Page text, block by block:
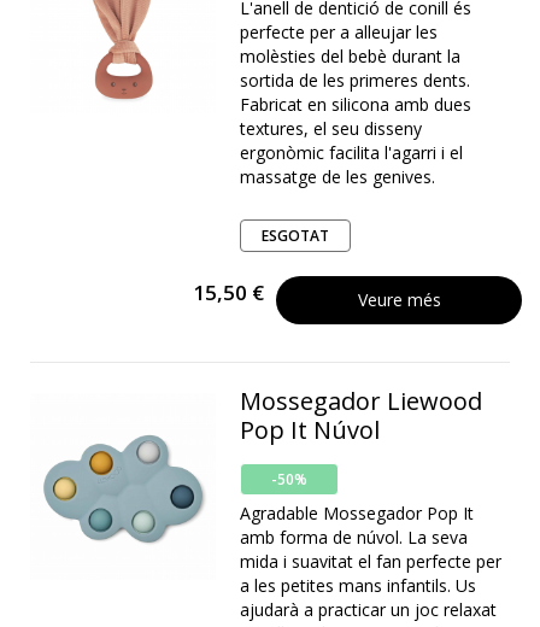
L'anell de dentició de conill és
perfecte per a alleujar les
molèsties del bebè durant la
sortida de les primeres dents.
Fabricat en silicona amb dues
textures, el seu disseny
ergonòmic facilita l'agarri i el
massatge de les genives.
ESGOTAT
15,50 € Veure més
Mossegador Liewood
Pop It Núvol
-50%
Agradable Mossegador Pop It
amb forma de núvol. La seva
mida i suavitat el fan perfecte per
a les petites mans infantils. Us
ajudarà a practicar un joc relaxat